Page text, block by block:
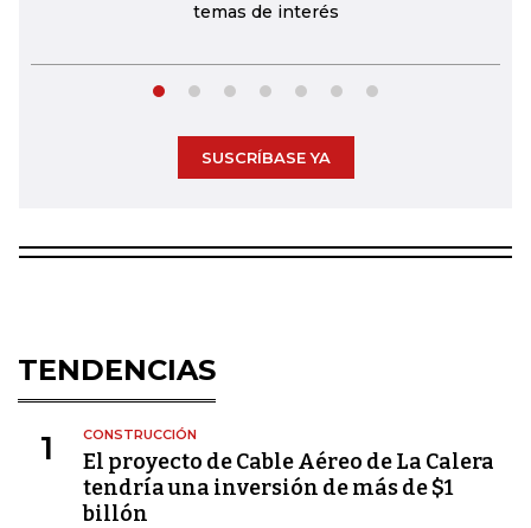
temas de interés
SUSCRÍBASE YA
TENDENCIAS
1 CONSTRUCCIÓN
El proyecto de Cable Aéreo de La Calera
tendría una inversión de más de $1
billón